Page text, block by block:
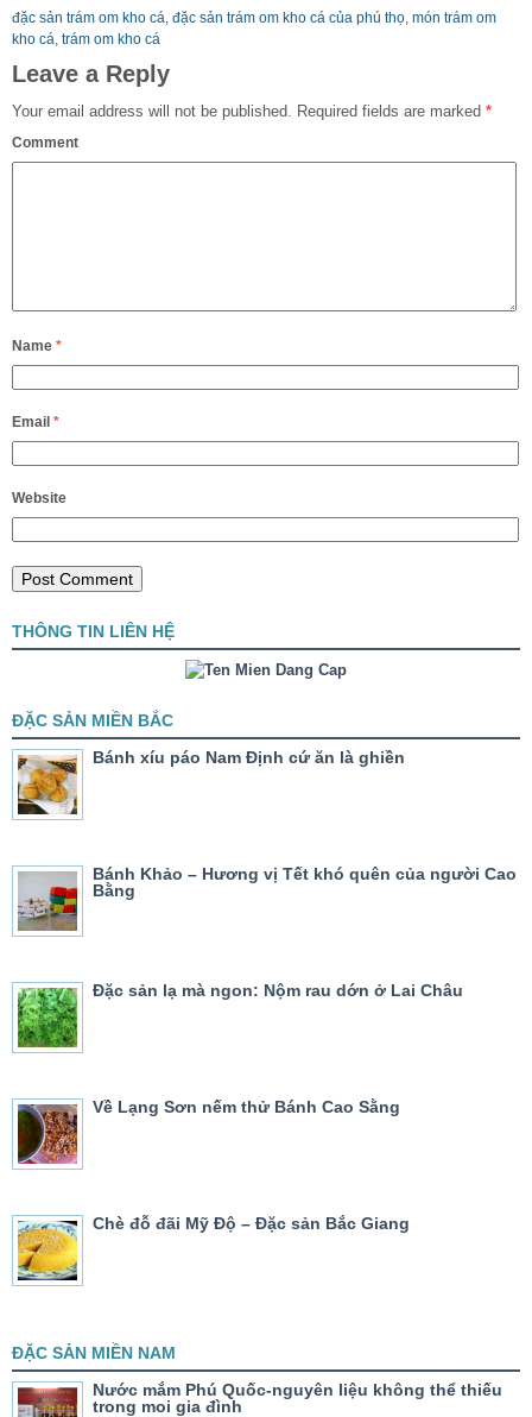
đặc sản trám om kho cá, đặc sản trám om kho cá của phú thọ, món trám om
kho cá, trám om kho cá
Leave a Reply
Your email address will not be published. Required fields are marked *
Comment
Name *
Email *
Website
THÔNG TIN LIÊN HỆ
ĐẶC SẢN MIỀN BẮC
Bánh xíu páo Nam Định cứ ăn là ghiền
Bánh Khảo – Hương vị Tết khó quên của người Cao
Bằng
Đặc sản lạ mà ngon: Nộm rau dớn ở Lai Châu
Về Lạng Sơn nếm thử Bánh Cao Sằng
Chè đỗ đãi Mỹ Độ – Đặc sản Bắc Giang
ĐẶC SẢN MIỀN NAM
Nước mắm Phú Quốc-nguyên liệu không thể thiếu
trong moi gia đình